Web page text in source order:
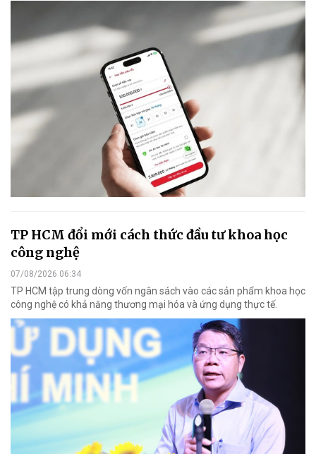
TP HCM đổi mới cách thức đầu tư khoa học
công nghệ
07/08/2026 06:34
TP HCM tập trung dòng vốn ngân sách vào các sản phẩm khoa học
công nghệ có khả năng thương mại hóa và ứng dụng thực tế.